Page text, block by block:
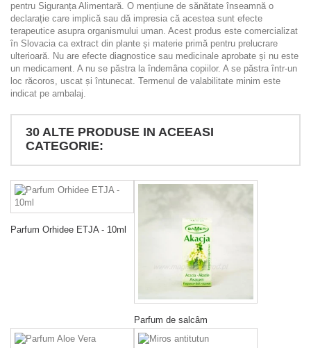
pentru Siguranța Alimentară. O mențiune de sănătate înseamnă o
declarație care implică sau dă impresia că acestea sunt efecte
terapeutice asupra organismului uman. Acest produs este comercializat
în Slovacia ca extract din plante și materie primă pentru prelucrare
ulterioară. Nu are efecte diagnostice sau medicinale aprobate și nu este
un medicament. A nu se păstra la îndemâna copiilor. A se păstra într-un
loc răcoros, uscat și întunecat. Termenul de valabilitate minim este
indicat pe ambalaj.
30 ALTE PRODUSE IN ACEEASI
CATEGORIE:
Parfum Orhidee ETJA - 10ml
Parfum de salcâm